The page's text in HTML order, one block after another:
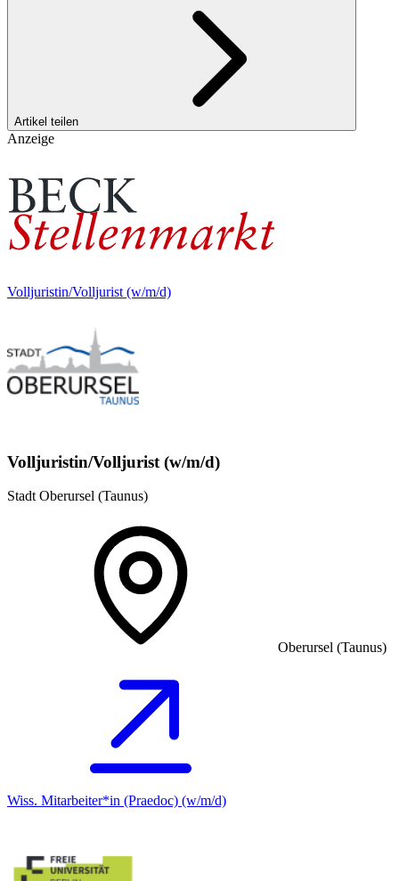
Artikel teilen
Anzeige
Volljuristin/Volljurist (w/m/d)
Volljuristin/Volljurist (w/m/d)
Stadt Oberursel (Taunus)
Oberursel (Taunus)
Wiss. Mitarbeiter*in (Praedoc) (w/m/d)